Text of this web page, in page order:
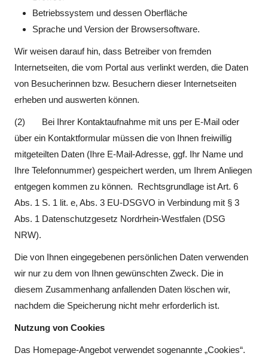
Betriebssystem und dessen Oberfläche
Sprache und Version der Browsersoftware.
Wir weisen darauf hin, dass Betreiber von fremden
Internetseiten, die vom Portal aus verlinkt werden, die Daten
von Besucherinnen bzw. Besuchern dieser Internetseiten
erheben und auswerten können.
(2) Bei Ihrer Kontaktaufnahme mit uns per E-Mail oder
über ein Kontaktformular müssen die von Ihnen freiwillig
mitgeteilten Daten (Ihre E-Mail-Adresse, ggf. Ihr Name und
Ihre Telefonnummer) gespeichert werden, um Ihrem Anliegen
entgegen kommen zu können. Rechtsgrundlage ist Art. 6
Abs. 1 S. 1 lit. e, Abs. 3 EU-DSGVO in Verbindung mit § 3
Abs. 1 Datenschutzgesetz Nordrhein-Westfalen (DSG
NRW).
Die von Ihnen eingegebenen persönlichen Daten verwenden
wir nur zu dem von Ihnen gewünschten Zweck. Die in
diesem Zusammenhang anfallenden Daten löschen wir,
nachdem die Speicherung nicht mehr erforderlich ist.
Nutzung von Cookies
Das Homepage-Angebot verwendet sogenannte „Cookies“.